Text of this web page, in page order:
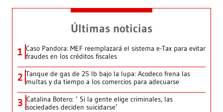
Últimas noticias
1 Caso Pandora: MEF reemplazará el sistema e-Tax para evitar
fraudes en los créditos fiscales
2 Tanque de gas de 25 lb bajo la lupa: Acodeco frena las
multas y da tiempo a los comercios para adecuarse
3 Catalina Botero: ‘ Si la gente elige criminales, las
sociedades deciden suicidarse’